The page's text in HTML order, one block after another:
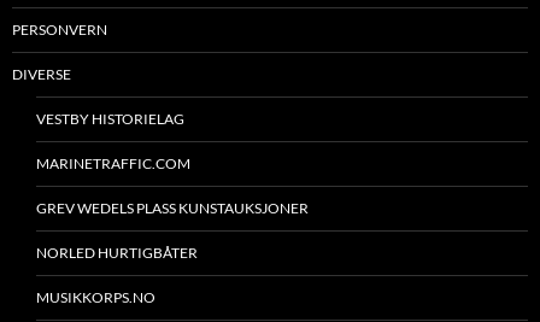
PERSONVERN
DIVERSE
VESTBY HISTORIELAG
MARINETRAFFIC.COM
GREV WEDELS PLASS KUNSTAUKSJONER
NORLED HURTIGBÅTER
MUSIKKORPS.NO